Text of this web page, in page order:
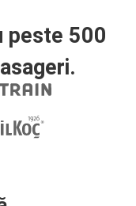
peste 500